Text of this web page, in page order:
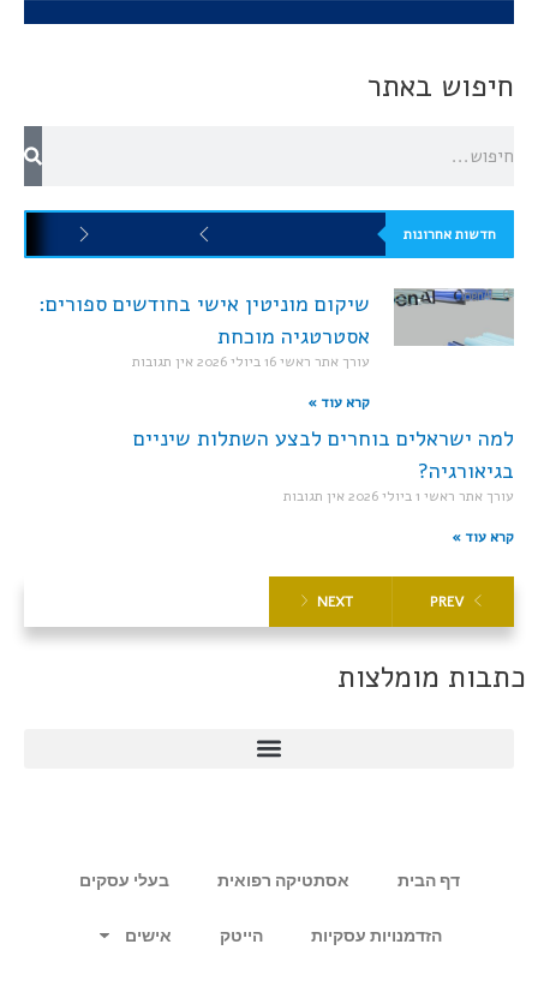
חיפוש באתר
חדשות אחרונות
שיקום מוניטין אישי בחודשים ספורים:
אסטרטגיה מוכחת
עורך אתר ראשי16 ביולי 2026 אין תגובות
קרא עוד »
למה ישראלים בוחרים לבצע השתלות שיניים
בגיאורגיה?
עורך אתר ראשי 1 ביולי 2026 אין תגובות
קרא עוד »
PREV
NEXT
כתבות מומלצות
דף הבית אסתטיקה רפואית בעלי עסקים
הזדמנויות עסקיות הייטק אישים